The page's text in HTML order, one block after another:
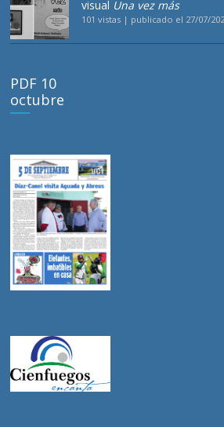
visual Una vez más
101 vistas | publicado el 27/07/
PDF 10
octubre